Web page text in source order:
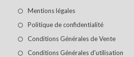
nouvel
Mentions légalesS’ouvre
dans
Politique de confidentialitéS’ouvre
dans
Conditions Générales de VenteS’ouvre
dans
Conditions Générales d'utilisation